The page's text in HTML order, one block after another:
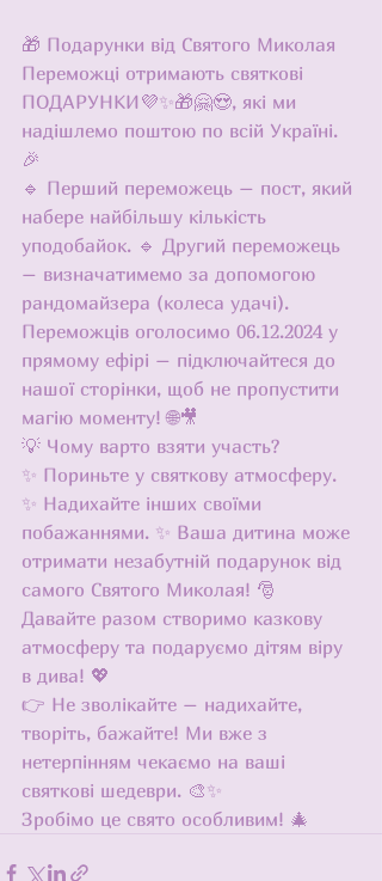
🎁 Подарунки від Святого Миколая
Переможці отримають святкові
ПОДАРУНКИ💜✨️🎁🤗😍, які ми
надішлемо поштою по всій Україні.
🎉
🔹 Перший переможець – пост, який
набере найбільшу кількість
уподобайок. 🔹 Другий переможець
– визначатимемо за допомогою
рандомайзера (колеса удачі).
Переможців оголосимо 06.12.2024 у
прямому ефірі – підключайтеся до
нашої сторінки, щоб не пропустити
магію моменту! 🌐🎥
💡 Чому варто взяти участь?
✨ Пориньте у святкову атмосферу.
✨ Надихайте інших своїми
побажаннями. ✨ Ваша дитина може
отримати незабутній подарунок від
самого Святого Миколая! 🎅
Давайте разом створимо казкову
атмосферу та подаруємо дітям віру
в дива! 💖
👉 Не зволікайте – надихайте,
творіть, бажайте! Ми вже з
нетерпінням чекаємо на ваші
святкові шедеври. 🎨✨
Зробімо це свято особливим! 🎄